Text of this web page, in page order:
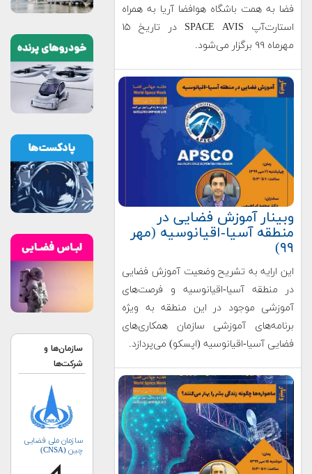
فضا به همت باشگاه هوافضا آریا به همراه
استارت‌آپ SPACE AVIS در تاریخ ۱۵
مهرماه ۹۹ برگزار می‌شود.
وبینار آموزش فضایی در
منطقه آسیا-اقیانوسیه (مهر
۹۹)
این ارایه به تشریح وضعیت آموزش فضایی
در منطقه آسیا-اقیانوسیه و فرصت‌های
آموزشی موجود در این منطقه به ویژه
برنامه‌های آموزشی سازمان همکاری‌های
فضایی آسیا-اقیانوسیه (اپسکو) می‌پردازد.
سازمان‌ها و
شرکت‌ها
سازمان ملی فضایی
چین (CNSA)